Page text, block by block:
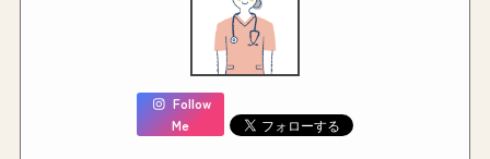
Follow
Me